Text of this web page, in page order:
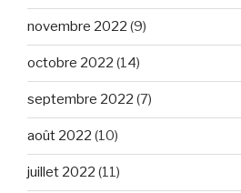
novembre 2022 (9)
octobre 2022 (14)
septembre 2022 (7)
août 2022 (10)
juillet 2022 (11)